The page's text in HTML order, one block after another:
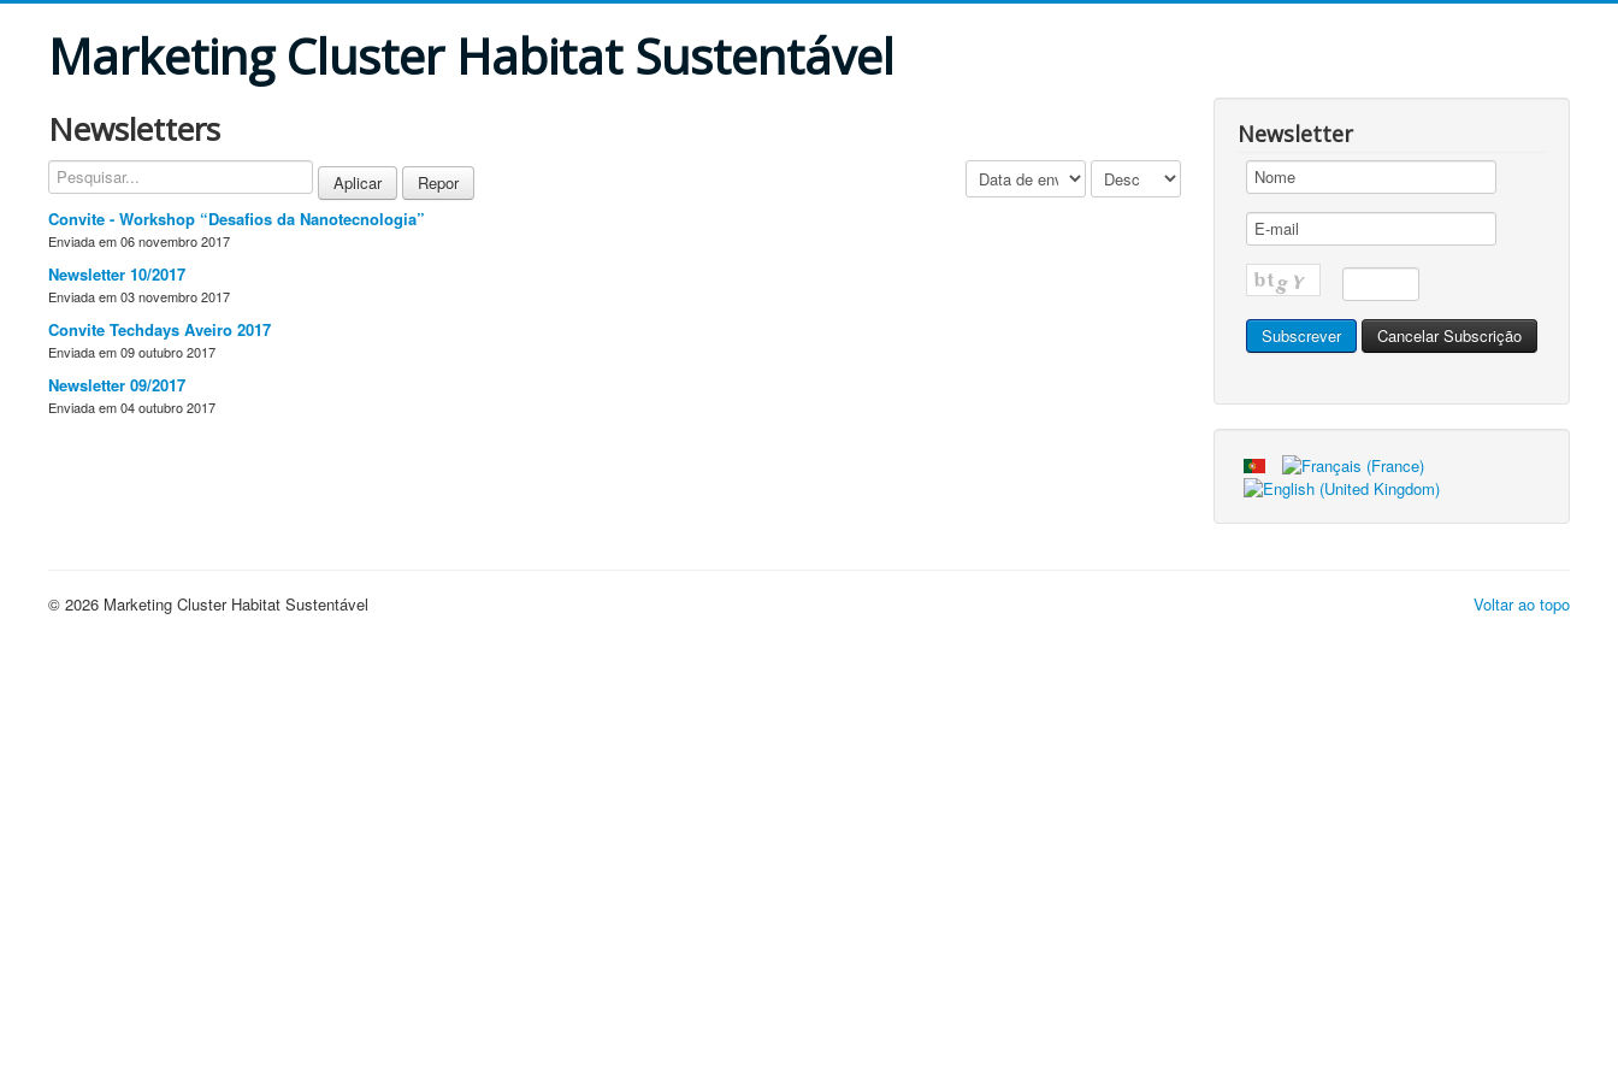
Marketing Cluster Habitat Sustentável
Newsletters
Aplicar
Repor
Convite - Workshop “Desafios da Nanotecnologia”
Enviada em 06 novembro 2017
Newsletter 10/2017
Enviada em 03 novembro 2017
Convite Techdays Aveiro 2017
Enviada em 09 outubro 2017
Newsletter 09/2017
Enviada em 04 outubro 2017
Newsletter
Voltar ao topo
© 2026 Marketing Cluster Habitat Sustentável